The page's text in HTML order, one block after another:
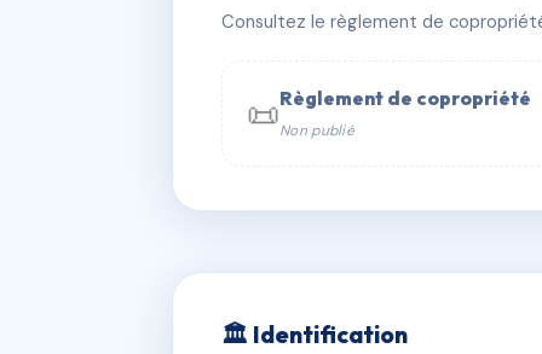
📍 61 av du marechal gallieni 06400
📞 Contacter Syndic Digital
Consultez le règlement de
📜Règlement de copropriété
Non publié
🏛 Identification